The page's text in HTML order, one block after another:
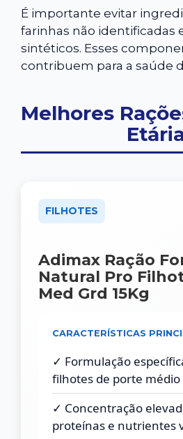
É importante evitar
farinhas não identificadas
sintéticos. Esses
contribuem para a saúde
Melhores
FILHOTES
Adimax Ração
Natural Pro
Med Grd 15Kg
CARACTERÍSTICAS
✓ Formulação
filhotes de porte
✓ Concentração
proteínas e nutrientes